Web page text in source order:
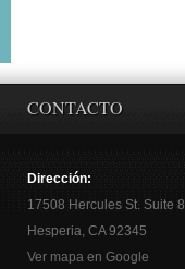
CONTACTO
Dirección:
17508 Hercules St. Suite 8
Hesperia, CA 92345
Ver mapa en Google